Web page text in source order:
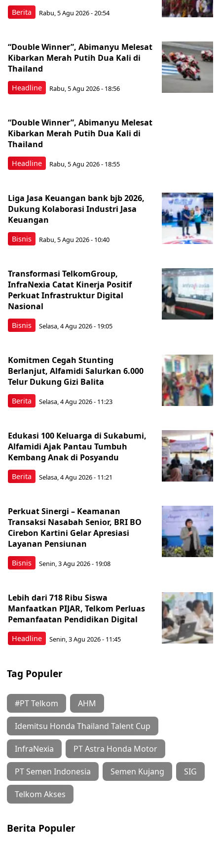
Berita Rabu, 5 Agu 2026 - 20:54
Headline
“Double Winner”, Abimanyu Melesat
Kibarkan Merah Putih Dua Kali di
Thailand
Rabu, 5 Agu 2026 - 18:56
Headline
“Double Winner”, Abimanyu Melesat
Kibarkan Merah Putih Dua Kali di
Thailand
Rabu, 5 Agu 2026 - 18:55
Bisnis
Liga Jasa Keuangan bank bjb 2026,
Dukung Kolaborasi Industri Jasa
Keuangan
Rabu, 5 Agu 2026 - 10:40
Bisnis
Transformasi TelkomGroup,
InfraNexia Catat Kinerja Positif
Perkuat Infrastruktur Digital
Nasional
Selasa, 4 Agu 2026 - 19:05
Berita
Komitmen Cegah Stunting
Berlanjut, Alfamidi Salurkan 6.000
Telur Dukung Gizi Balita
Selasa, 4 Agu 2026 - 11:23
Berita
Edukasi 100 Keluarga di Sukabumi,
Alfamidi Ajak Pantau Tumbuh
Kembang Anak di Posyandu
Selasa, 4 Agu 2026 - 11:21
Bisnis
Perkuat Sinergi – Keamanan
Transaksi Nasabah Senior, BRI BO
Cirebon Kartini Gelar Apresiasi
Layanan Pensiunan
Senin, 3 Agu 2026 - 19:08
Headline
Lebih dari 718 Ribu Siswa
Manfaatkan PIJAR, Telkom Perluas
Pemanfaatan Pendidikan Digital
Senin, 3 Agu 2026 - 11:45
Tag Populer
#PT Telkom AHM
Idemitsu Honda Thailand Talent Cup
InfraNexia PT Astra Honda Motor
PT Semen Indonesia Semen Kujang SIG
Telkom Akses
Berita Populer